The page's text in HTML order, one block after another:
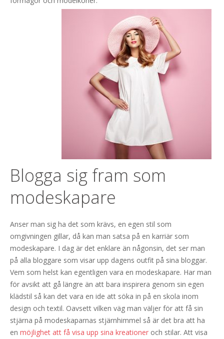
Blogga sig fram som
modeskapare
Anser man sig ha det som krävs, en egen stil som
omgivningen gillar, då kan man satsa på en karriär som
modeskapare. I dag är det enklare än någonsin, det ser man
på alla bloggare som visar upp dagens outfit på sina bloggar.
Vem som helst kan egentligen vara en modeskapare. Har man
för avsikt att gå längre än att bara inspirera genom sin egen
klädstil så kan det vara en ide att söka in på en skola inom
design och textil. Oavsett vilken väg man väljer för att få sin
stjärna på modeskaparnas stjärnhimmel så är det bra att ha
en möjlighet att få visa upp sina kreationer och stilar. Att visa